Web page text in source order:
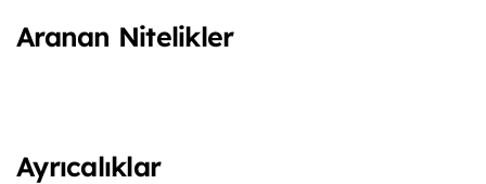
Aranan Nitelikler
Ayrıcalıklar